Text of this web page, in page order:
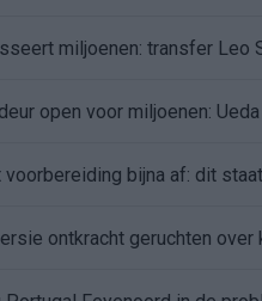
miljoenen: transfer Leo
open voor miljoenen:
bijna af: dit
ontkracht geruchten